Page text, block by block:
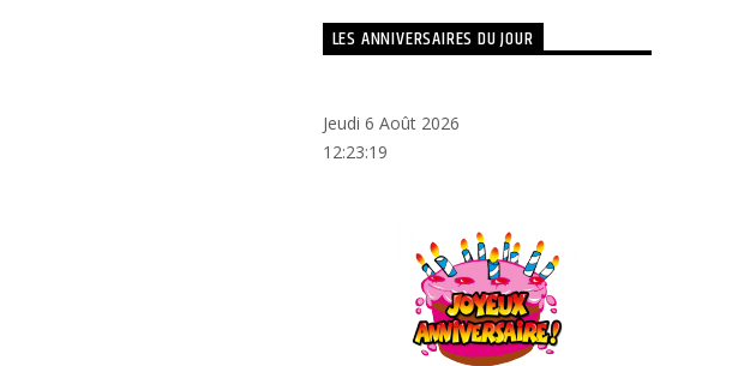
LES ANNIVERSAIRES DU JOUR
Jeudi 6 Août 2026
12:23:20